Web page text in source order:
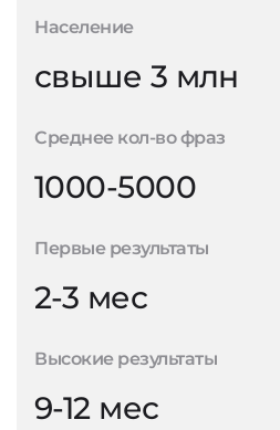
Население
свыше 3 млн
Среднее кол-во фраз
1000-5000
Первые результаты
2-3 мес
Высокие результаты
9-12 мес